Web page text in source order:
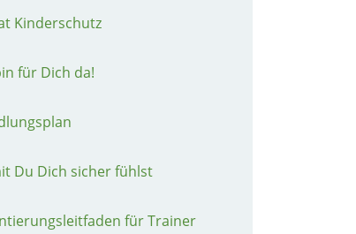
Kinderschutz
für Dich da!
Du Dich sicher fühlst
für Trainer